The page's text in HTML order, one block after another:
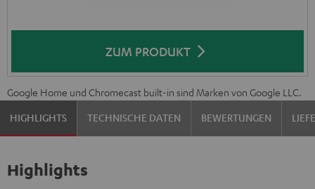
ZUM PRODUKT
Google Home und Chromecast built-in sind Marken von Google LLC.
HIGHLIGHTS
TECHNISCHE DATEN BEWERTUNGEN
Highlights